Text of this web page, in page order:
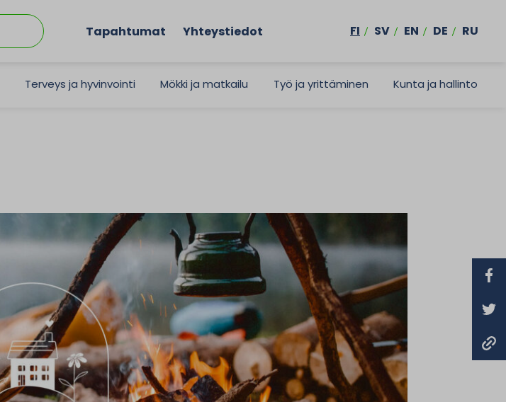
Tapahtumat Yhteystiedot FI SV EN DE RU
Terveys ja hyvinvointi Mökki ja matkailu Työ ja yrittäminen Kunta ja hallinto